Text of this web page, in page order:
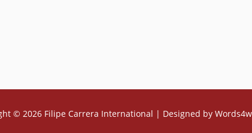
© 2026 Filipe Carrera International | Designed by